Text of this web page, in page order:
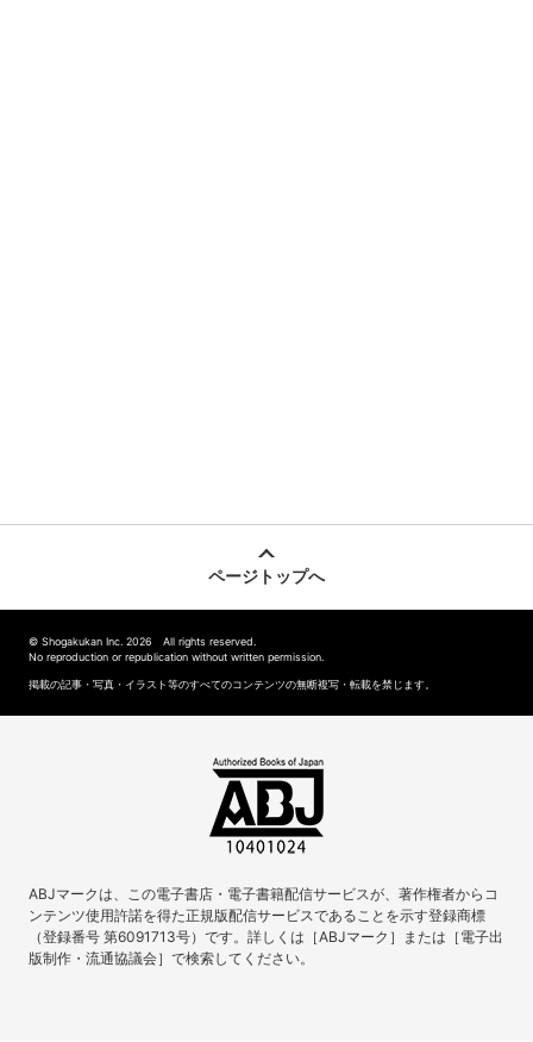
ページトップへ
© Shogakukan Inc. 2026 All rights reserved.
No reproduction or republication without written permission.
掲載の記事・写真・イラスト等のすべてのコンテンツの無断複写・転載を禁じます。
ABJマークは、この電子書店・電子書籍配信サービスが、著作権者からコ
ンテンツ使用許諾を得た正規版配信サービスであることを示す登録商標
（登録番号 第6091713号）です。詳しくは［ABJマーク］または［電子出
版制作・流通協議会］で検索してください。